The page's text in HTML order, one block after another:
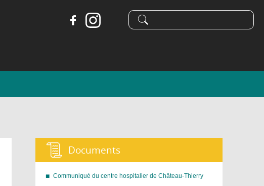
Formulaire
de
Documents :
Communiqué du centre hospitalier de Château-Thierry